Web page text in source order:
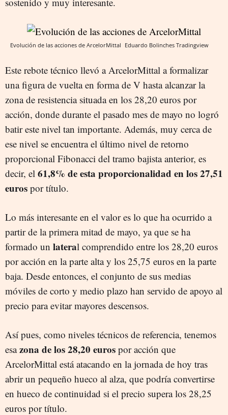
Evolución de las acciones de ArcelorMittal Eduardo Bolinches Tradingview
Este rebote técnico llevó a ArcelorMittal a formalizar
una figura de vuelta en forma de V hasta alcanzar la
zona de resistencia situada en los 28,20 euros por
acción, donde durante el pasado mes de mayo no logró
batir este nivel tan importante. Además, muy cerca de
ese nivel se encuentra el último nivel de retorno
proporcional Fibonacci del tramo bajista anterior, es
decir, el 61,8% de esta proporcionalidad en los 27,51
euros por título.
Lo más interesante en el valor es lo que ha ocurrido a
partir de la primera mitad de mayo, ya que se ha
formado un lateral comprendido entre los 28,20 euros
por acción en la parte alta y los 25,75 euros en la parte
baja. Desde entonces, el conjunto de sus medias
móviles de corto y medio plazo han servido de apoyo al
precio para evitar mayores descensos.
Así pues, como niveles técnicos de referencia, tenemos
esazona de los 28,20 euros por acción que
ArcelorMittal está atacando en la jornada de hoy tras
abrir un pequeño hueco al alza, que podría convertirse
en hueco de continuidad si el precio supera los 28,25
euros por título.